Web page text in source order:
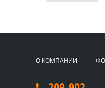
О КОМПАНИИ